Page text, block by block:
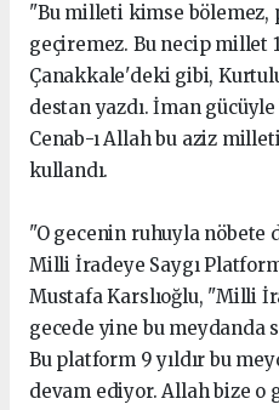
"Bu milleti kimse bölemez,
geçiremez. Bu necip millet
Çanakkale'deki gibi,
destan yazdı. İman
Cenab-ı Allah bu aziz
kullandı.
"O gecenin ruhuyla nöbete
Milli İradeye Saygı
Mustafa Karslıoğlu, "Milli
gecede yine bu meydanda
Bu platform 9 yıldır bu
devam ediyor. Allah bize o